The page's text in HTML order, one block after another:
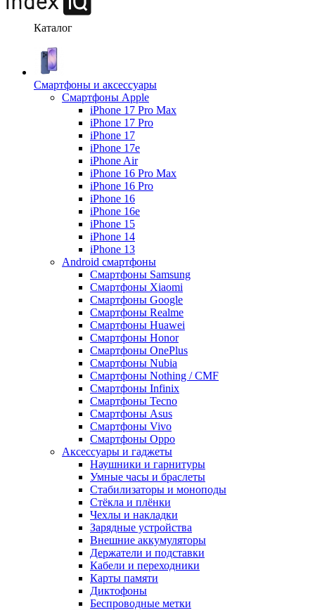
Каталог
Смартфоны и аксессуары
Смартфоны Apple
iPhone 17 Pro Max
iPhone 17 Pro
iPhone 17
iPhone 17e
iPhone Air
iPhone 16 Pro Max
iPhone 16 Pro
iPhone 16
iPhone 16e
iPhone 15
iPhone 14
iPhone 13
Android cмартфоны
Смартфоны Samsung
Смартфоны Xiaomi
Смартфоны Google
Смартфоны Realme
Смартфоны Huawei
Смартфоны Honor
Смартфоны OnePlus
Смартфоны Nubia
Смартфоны Nothing / CMF
Смартфоны Infinix
Смартфоны Tecno
Смартфоны Asus
Смартфоны Vivo
Смартфоны Oppo
Аксессуары и гаджеты
Наушники и гарнитуры
Умные часы и браслеты
Стабилизаторы и моноподы
Стёкла и плёнки
Чехлы и накладки
Зарядные устройства
Внешние аккумуляторы
Держатели и подставки
Кабели и переходники
Карты памяти
Диктофоны
Беспроводные метки